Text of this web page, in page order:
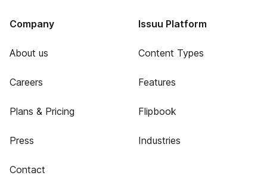
Company
About us
Careers
Plans & Pricing
Press
Contact
Issuu Platform
Content Types
Features
Flipbook
Industries